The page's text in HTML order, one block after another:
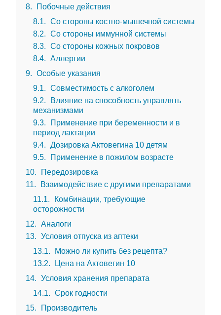
8
Побочные действия
8.1
Со стороны костно-мышечной системы
8.2
Со стороны иммунной системы
8.3
Со стороны кожных покровов
8.4
Аллергии
9
Особые указания
9.1
Совместимость с алкоголем
9.2
Влияние на способность управлять
механизмами
9.3
Применение при беременности и в
период лактации
9.4
Дозировка Актовегина 10 детям
9.5
Применение в пожилом возрасте
10
Передозировка
11
Взаимодействие с другими препаратами
11.1
Комбинации, требующие
осторожности
12
Аналоги
13
Условия отпуска из аптеки
13.1
Можно ли купить без рецепта?
13.2
Цена на Актовегин 10
14
Условия хранения препарата
14.1
Срок годности
15
Производитель